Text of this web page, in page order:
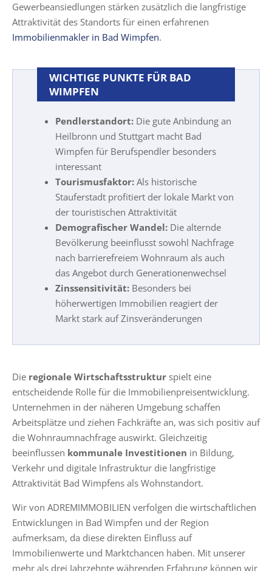
Gewerbeansiedlungen stärken zusätzlich die langfristige
Attraktivität des Standorts für einen erfahrenen
Immobilienmakler in Bad Wimpfen.
WICHTIGE PUNKTE FÜR BAD
WIMPFEN
Pendlerstandort: Die gute Anbindung an
Heilbronn und Stuttgart macht Bad
Wimpfen für Berufspendler besonders
interessant
Tourismusfaktor: Als historische
Stauferstadt profitiert der lokale Markt von
der touristischen Attraktivität
Demografischer Wandel: Die alternde
Bevölkerung beeinflusst sowohl Nachfrage
nach barrierefreiem Wohnraum als auch
das Angebot durch Generationenwechsel
Zinssensitivität: Besonders bei
höherwertigen Immobilien reagiert der
Markt stark auf Zinsveränderungen
Die regionale Wirtschaftsstruktur spielt eine
entscheidende Rolle für die Immobilienpreisentwicklung.
Unternehmen in der näheren Umgebung schaffen
Arbeitsplätze und ziehen Fachkräfte an, was sich positiv auf
die Wohnraumnachfrage auswirkt. Gleichzeitig
beeinflussen kommunale Investitionen in Bildung,
Verkehr und digitale Infrastruktur die langfristige
Attraktivität Bad Wimpfens als Wohnstandort.
Wir von ADREMIMMOBILIEN verfolgen die wirtschaftlichen
Entwicklungen in Bad Wimpfen und der Region
aufmerksam, da diese direkten Einfluss auf
Immobilienwerte und Marktchancen haben. Mit unserer
mehr als drei Jahrzehnte währenden Erfahrung können wir